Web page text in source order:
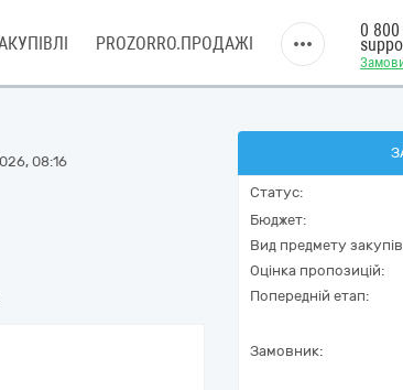
PROZORRO.ПРОДАЖІ
0
08:16
Статус:
Бюджет:
Вид предмету
Оцінка пропозицій:
Попередній етап:
Замовник: